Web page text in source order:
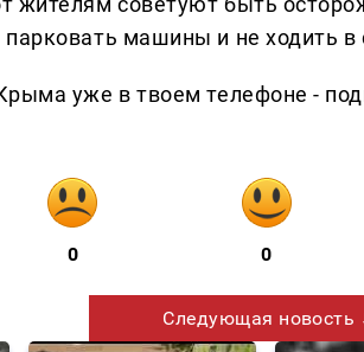
машины и не ходить в
уже в твоем телефоне -
0 0
Следующая новость